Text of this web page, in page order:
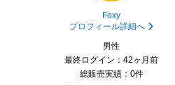
Foxy
プロフィール詳細へ
男性
最終ログイン：42ヶ月前
総販売実績：0件